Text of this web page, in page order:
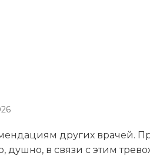
других врачей.
в связи с этим